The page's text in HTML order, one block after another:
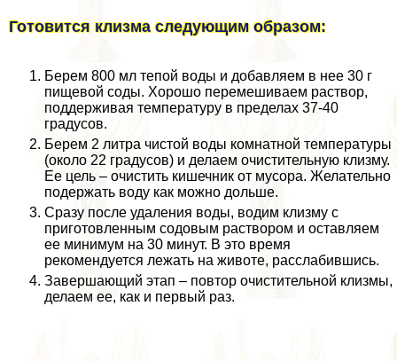
Готовится клизма следующим образом:
Берем 800 мл тепой воды и добавляем в нее 30 г
пищевой соды. Хорошо перемешиваем раствор,
поддерживая температуру в пределах 37-40
градусов.
Берем 2 литра чистой воды комнатной температуры
(около 22 градусов) и делаем очистительную клизму.
Ее цель – очистить кишечник от мусора. Желательно
подержать воду как можно дольше.
Сразу после удаления воды, водим клизму с
приготовленным содовым раствором и оставляем
ее минимум на 30 минут. В это время
рекомендуется лежать на животе, расслабившись.
Завершающий этап – повтор очистительной клизмы,
делаем ее, как и первый раз.